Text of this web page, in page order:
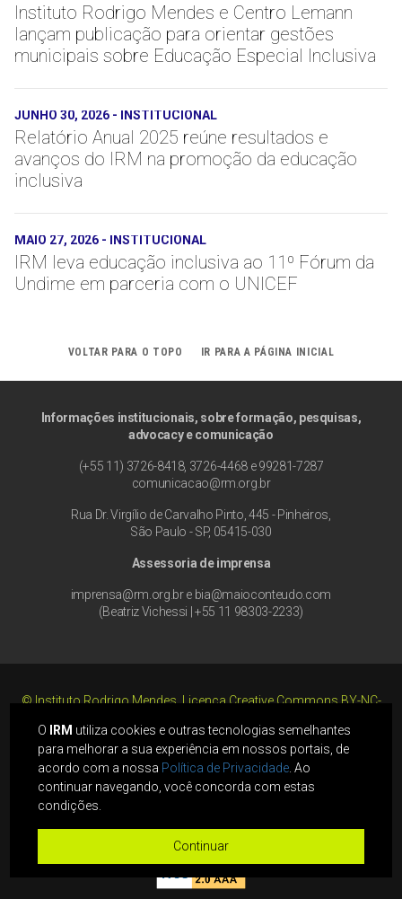
O IRM utiliza cookies e outras tecnologias semelhantes
para melhorar a sua experiência em nossos portais, de
acordo com a nossa Política de Privacidade . Ao
continuar navegando, você concorda com estas
condições.
Continuar
Instituto Rodrigo Mendes e Centro Lemann
lançam publicação para orientar gestões
municipais sobre Educação Especial Inclusiva
JUNHO 30, 2026 - INSTITUCIONAL
Relatório Anual 2025 reúne resultados e
avanços do IRM na promoção da educação
inclusiva
MAIO 27, 2026 - INSTITUCIONAL
IRM leva educação inclusiva ao 11º Fórum da
Undime em parceria com o UNICEF
VOLTAR PARA O TOPO IR PARA A PÁGINA INICIAL
Informações institucionais, sobre formação, pesquisas,
advocacy e comunicação
(+55 11) 3726-8418, 3726-4468 e 99281-7287
comunicacao@rm.org.br
Rua Dr. Virgílio de Carvalho Pinto, 445 - Pinheiros,
São Paulo - SP, 05415-030
Assessoria de imprensa
imprensa@rm.org.bre bia@maioconteudo.com
(Beatriz Vichessi | +55 11 98303-2233)
© Instituto Rodrigo Mendes. Licença Creative Commons BY-NC-
sob as seguintes condições: você deve creditar a obra como de
autoria e licenciada pelo Instituto Rodrigo Mendes; é vedado o uso
para fins comerciais; é vedada a alteração, transformação ou
criação em cima dessa obra, a não ser com autorização
Política de Privacidade